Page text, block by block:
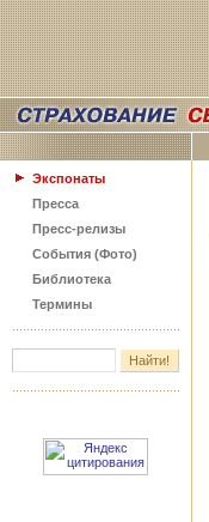
Экспонаты
Пресса
Пресс-релизы
События (Фото)
Библиотека
Термины